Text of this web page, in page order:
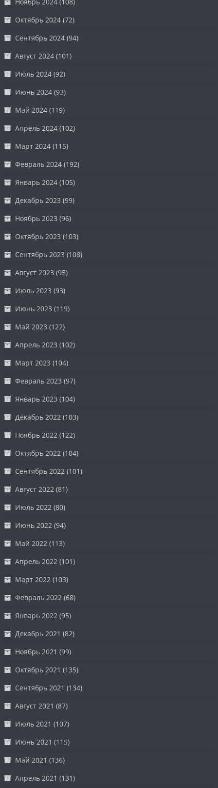
Октябрь 2024 (72)
Сентябрь 2024 (94)
Август 2024 (101)
Июль 2024 (92)
Июнь 2024 (93)
Май 2024 (119)
Апрель 2024 (102)
Март 2024 (115)
Февраль 2024 (192)
Январь 2024 (105)
Декабрь 2023 (99)
Ноябрь 2023 (96)
Октябрь 2023 (103)
Сентябрь 2023 (108)
Август 2023 (95)
Июль 2023 (93)
Июнь 2023 (119)
Май 2023 (122)
Апрель 2023 (102)
Март 2023 (104)
Февраль 2023 (97)
Январь 2023 (104)
Декабрь 2022 (103)
Ноябрь 2022 (122)
Октябрь 2022 (104)
Сентябрь 2022 (101)
Август 2022 (81)
Июль 2022 (80)
Июнь 2022 (94)
Май 2022 (113)
Апрель 2022 (101)
Март 2022 (103)
Февраль 2022 (68)
Январь 2022 (95)
Декабрь 2021 (82)
Ноябрь 2021 (99)
Октябрь 2021 (135)
Сентябрь 2021 (134)
Август 2021 (87)
Июль 2021 (107)
Июнь 2021 (115)
Май 2021 (136)
Апрель 2021 (131)